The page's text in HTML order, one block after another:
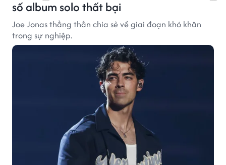
số album solo thất bại
Joe Jonas thẳng thắn chia sẻ về giai đoạn khó khăn
trong sự nghiệp.